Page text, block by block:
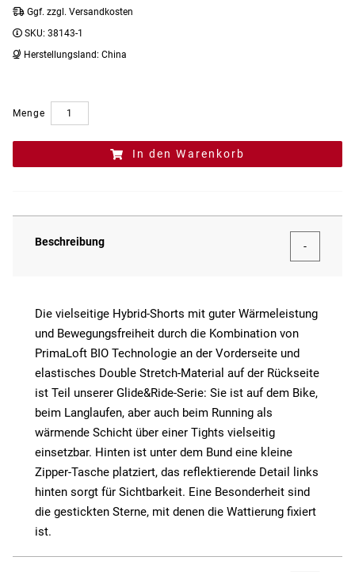
Ggf. zzgl. Versandkosten
SKU: 38143-1
Herstellungsland: China
Menge
In den Warenkorb
Beschreibung
Die vielseitige Hybrid-Shorts mit guter Wärmeleistung
und Bewegungsfreiheit durch die Kombination von
PrimaLoft BIO Technologie an der Vorderseite und
elastisches Double Stretch-Material auf der Rückseite
ist Teil unserer Glide&Ride-Serie: Sie ist auf dem Bike,
beim Langlaufen, aber auch beim Running als
wärmende Schicht über einer Tights vielseitig
einsetzbar. Hinten ist unter dem Bund eine kleine
Zipper-Tasche platziert, das reflektierende Detail links
hinten sorgt für Sichtbarkeit. Eine Besonderheit sind
die gestickten Sterne, mit denen die Wattierung fixiert
ist.